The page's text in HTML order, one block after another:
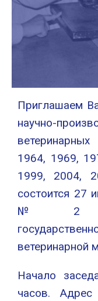
Приглашаем
научно-
1964, 1969,
1999, 2004,
состоится 27
№2
ветеринарной
Начало
часов. Адрес